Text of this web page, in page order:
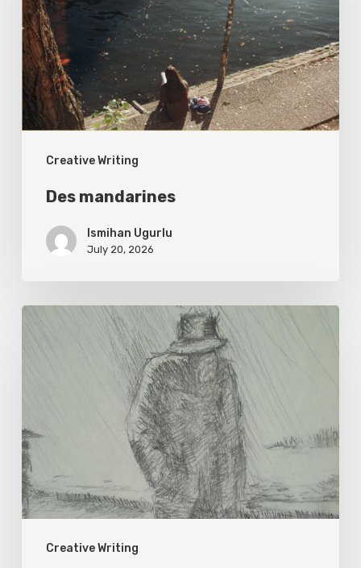
Creative Writing
Des mandarines
Ismihan Ugurlu
July 20, 2026
Creative Writing
pleut.
Il
y
a
du
vent.